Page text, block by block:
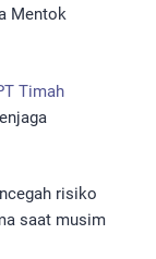
Mentok
Timah
risiko
saat musim